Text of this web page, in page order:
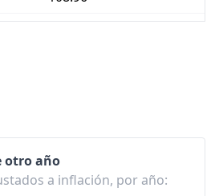
128.25
otro año
a inflación, por año: